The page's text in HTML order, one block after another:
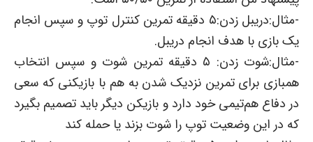
-مثال:دریبل زدن:۵ دقیقه تمرین کنترل توپ و سپس انجام
یک بازی با هدف انجام دریبل.
-مثال:شوت زدن: ۵ دقیقه تمرین شوت و سپس انتخاب
همبازی برای تمرین نزدیک شدن به هم با بازیکنی که سعی
در دفاع هم‌تیمی خود دارد و بازیکن دیگر باید تصمیم بگیرد
که در این وضعیت توپ را شوت بزند یا حمله کند